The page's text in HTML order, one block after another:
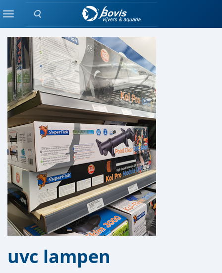
Zoeken
MenuFILTERS
uvc lampen